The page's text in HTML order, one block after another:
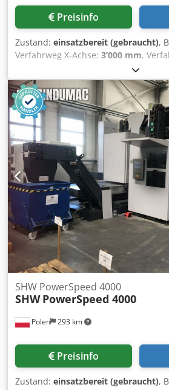
Preisinfo
Zustand: einsatzbereit (gebraucht),
Verfahrweg X-Achse: 3’000 mm,
1’500 mm
20’000 kg, Spindeldrehzahl (max.):
der Achsen:
3, Diese 4-Achsen-
Burkhardt-Weber MC100 wurde
verfügt über einen Arbeitsbereich
von 3.000 mm in der X-Achse, 2.500
und 1.500 mm in der Z-Achse. Die
maximale Tischbelastbarkeit von
Spindeldrehzahl von 3.500 U/min.
nach hochwertigen Fräsleistungen
uns zum Verkauf angebotene
Bearbeitungszentrum Burkhardt-
ziehen. Kontaktieren Sie uns für
(NC-Drehtisch): stufenlos um 360° •
Konfiguration mit hohem
Fräsen • Zusätzliche Hinweise:
2008 nachgerüstet Technical
Polen 293 km
SHW PowerSpeed 4000
SHW PowerSpeed 4000
Preisinfo
Zustand: einsatzbereit (gebraucht),